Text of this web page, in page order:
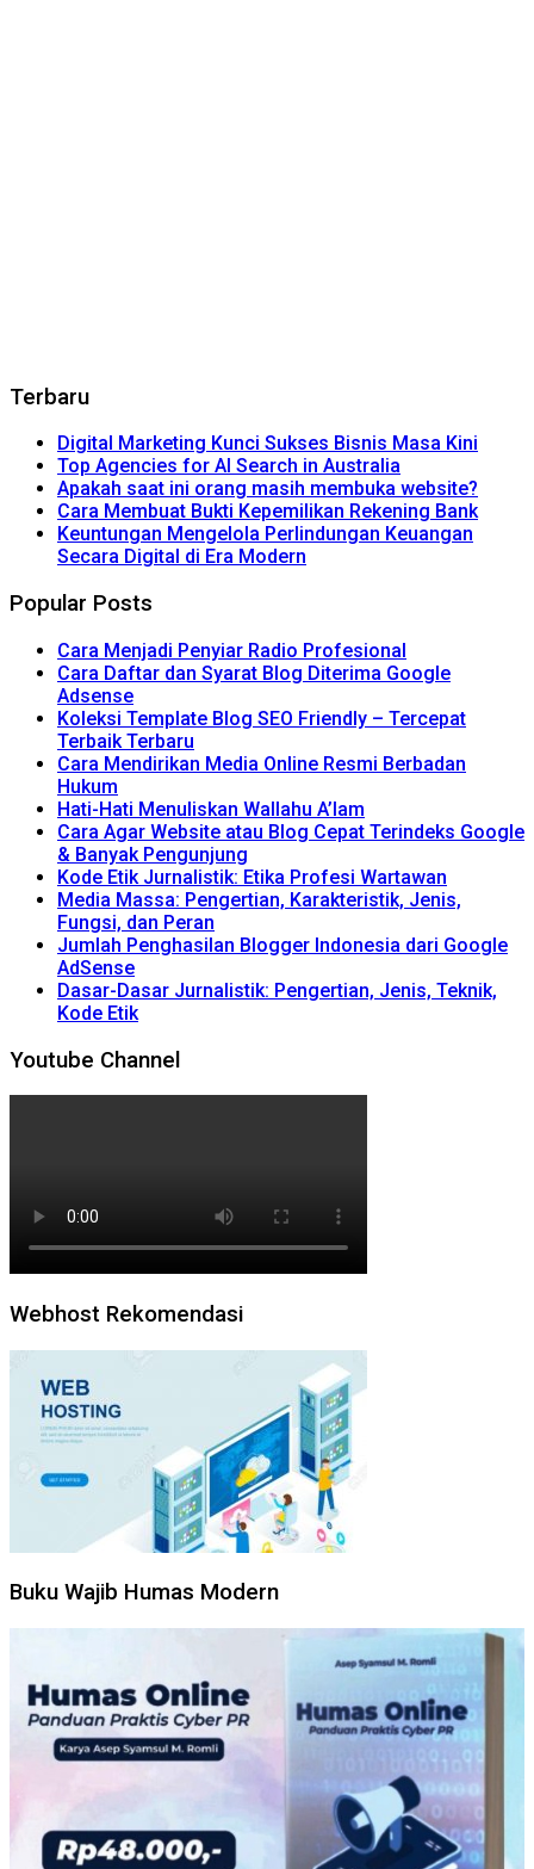
Terbaru
Digital Marketing Kunci Sukses Bisnis Masa Kini
Top Agencies for AI Search in Australia
Apakah saat ini orang masih membuka website?
Cara Membuat Bukti Kepemilikan Rekening Bank
Keuntungan Mengelola Perlindungan Keuangan
Secara Digital di Era Modern
Popular Posts
Cara Menjadi Penyiar Radio Profesional
Cara Daftar dan Syarat Blog Diterima Google
Adsense
Koleksi Template Blog SEO Friendly – Tercepat
Terbaik Terbaru
Cara Mendirikan Media Online Resmi Berbadan
Hukum
Hati-Hati Menuliskan Wallahu A’lam
Cara Agar Website atau Blog Cepat Terindeks Google
& Banyak Pengunjung
Kode Etik Jurnalistik: Etika Profesi Wartawan
Media Massa: Pengertian, Karakteristik, Jenis,
Fungsi, dan Peran
Jumlah Penghasilan Blogger Indonesia dari Google
AdSense
Dasar-Dasar Jurnalistik: Pengertian, Jenis, Teknik,
Kode Etik
Youtube Channel
Webhost Rekomendasi
Buku Wajib Humas Modern